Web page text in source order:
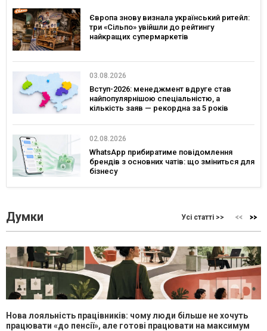
Європа знову визнала український ритейл:
три «Сільпо» увійшли до рейтингу
найкращих супермаркетів
03.08.2026
Вступ-2026: менеджмент вдруге став
найпопулярнішою спеціальністю, а
кількість заяв — рекордна за 5 років
02.08.2026
WhatsApp прибиратиме повідомлення
брендів з основних чатів: що зміниться для
бізнесу
Думки Усі статті >>
Нова лояльність працівників: чому люди більше не хочуть
працювати «до пенсії», але готові працювати на максимум